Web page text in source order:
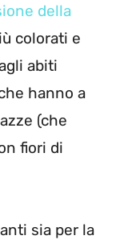
della
colorati e
abiti
hanno a
(che
fiori di
sia per la